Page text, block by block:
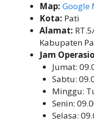
Map: Google
Kota: Pati
Alamat:
Kabupaten
Jam
Jumat:
Sabtu:
Minggu:
Senin:
Selasa: